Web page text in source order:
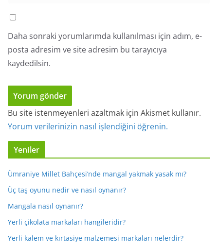
Daha sonraki yorumlarımda kullanılması için adım, e-
posta adresim ve site adresim bu tarayıcıya
kaydedilsin.
Bu site istenmeyenleri azaltmak için Akismet kullanır.
Yorum verilerinizin nasıl işlendiğini öğrenin.
Yeniler
Ümraniye Millet Bahçesi’nde mangal yakmak yasak mı?
Üç taş oyunu nedir ve nasıl oynanır?
Mangala nasıl oynanır?
Yerli çikolata markaları hangileridir?
Yerli kalem ve kırtasiye malzemesi markaları nelerdir?